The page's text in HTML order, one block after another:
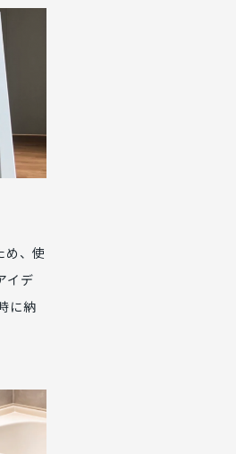
め、使
イデ
に納